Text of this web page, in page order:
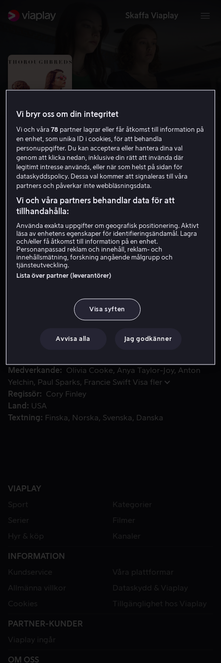
Skaffa Viaplay
Thoroughbreds
15 år
HD
Hyr 49 kr
Barndomsvännerna Lily och Amanda växer ifrån
Barndomsvännerna Lily och Amanda växer ifrån
varandra, men tar flera år senare upp kontakten igen.
för sin brutale styvfar, och de lockar fram varandras allra
Medverkande
Olivia Cooke Anya Taylor-Joy Anton
Yelchin
Paul Sparks Francie Swift Visa fler
Regissör
Cory Finley
Land
USA
Textning
Finska Norska Svenska Danska
VIAPLAY
Sport
Kategorier
Serier
Filmer
Hyr & köp
Kanaler
INFORMATION
Kundservice
Våra plattformar
Allmänna villkor
Dataskydd & Viaplay
Cookies
Tillgänglighet hos Viaplay
PARTNER-KUNDER
Viaplay ingår
OM OSS
Vi bryr oss om din integritet
Vi och våra78 partner lagrar eller får åtkomst till information på
en enhet, som unika ID i cookies, för att behandla
personuppgifter. Du kan acceptera eller hantera dina val
genom att klicka nedan, inklusive din rätt att invända där
legitimt intresse används, eller när som helst på sidan för
dataskyddspolicy. Dessa val kommer att signaleras till våra
partners och påverkar inte webbläsningsdata.
Vi och våra partners behandlar data för att
tillhandahålla:
Använda exakta uppgifter om geografisk positionering. Aktivt
läsa av enhetens egenskaper för identifieringsändamål. Lagra
och/eller få åtkomst till information på en enhet.
Personanpassad reklam och innehåll, reklam- och
innehållsmätning, forskning angående målgrupp och
tjänsteutveckling.
Lista över partner (leverantörer)
Visa syften
Avvisa alla Jag godkänner